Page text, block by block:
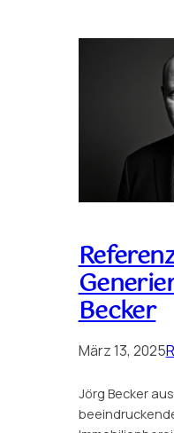
Becker
März 13, 2025
Jörg Becker